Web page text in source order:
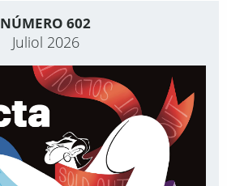
NÚMERO 602
Juliol 2026